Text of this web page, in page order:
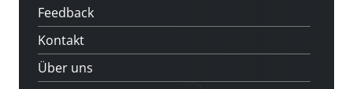
Feedback
Kontakt
Über uns